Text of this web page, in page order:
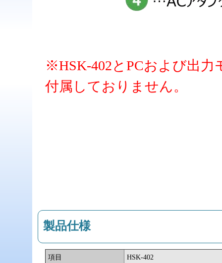
※HSK-402とPCおよび出
付属しておりません。
製品仕様
項目 HSK-402